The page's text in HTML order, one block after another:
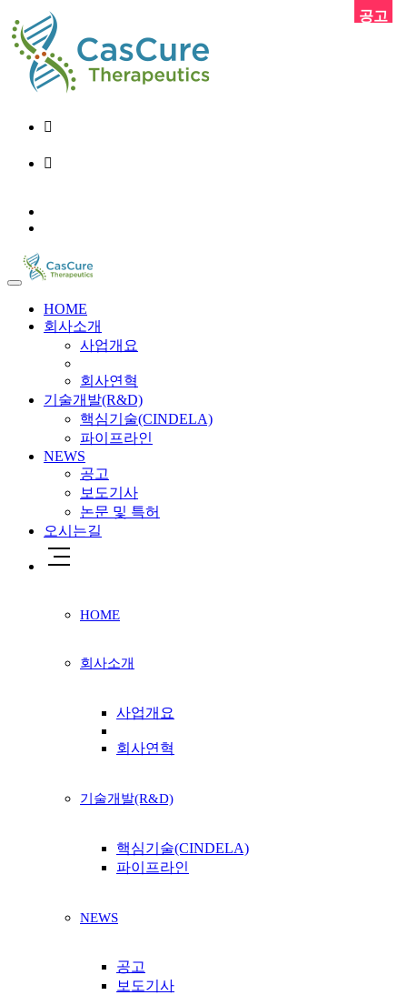
HOME
회사소개
사업개요
회사연혁
기술개발(R&D)
핵심기술(CINDELA)
파이프라인
NEWS
공고
보도기사
논문 및 특허
오시는길
HOME
회사소개
사업개요
회사연혁
기술개발(R&D)
핵심기술(CINDELA)
파이프라인
NEWS
공고
보도기사
공고